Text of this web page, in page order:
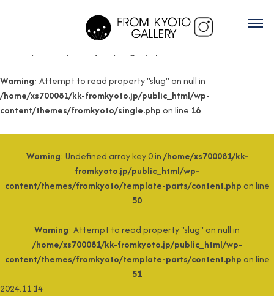
: Undefined array key 0 in/home/xs700081/kk-
fromkyoto.jp/public_html/wp-
Warning: Attempt to read property "slug" on null in
/home/xs700081/kk-fromkyoto.jp/public_html/wp-
content/themes/fromkyoto/single.phpon line 16
Warning: Undefined array key 0 in/home/xs700081/kk-
fromkyoto.jp/public_html/wp-
content/themes/fromkyoto/template-parts/content.phpon line
50
Warning: Attempt to read property "slug" on null in
/home/xs700081/kk-fromkyoto.jp/public_html/wp-
content/themes/fromkyoto/template-parts/content.phpon line
51
2024.11.14